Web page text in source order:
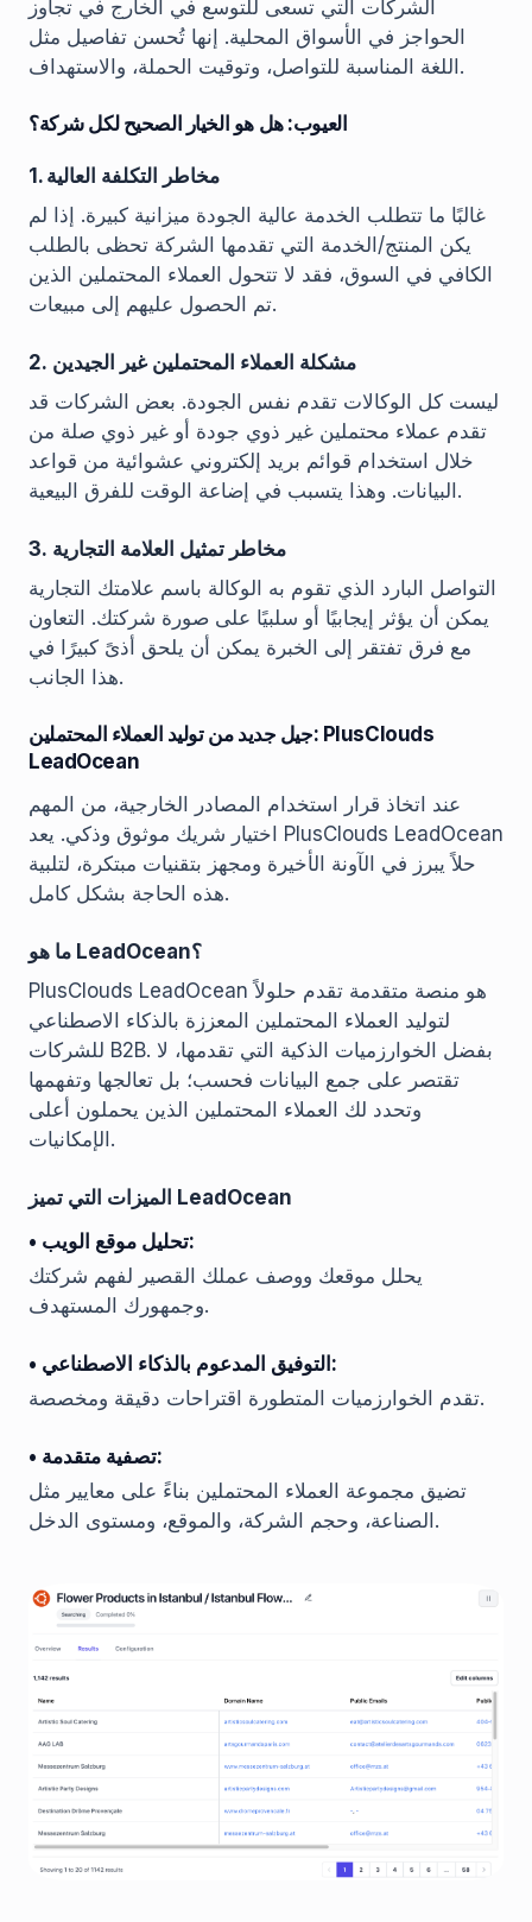
الشركات التي تسعى للتوسع في الخارج في تجاوز
الحواجز في الأسواق المحلية. إنها تُحسن تفاصيل مثل
اللغة المناسبة للتواصل، وتوقيت الحملة، والاستهداف.
العيوب: هل هو الخيار الصحيح لكل شركة؟
1. مخاطر التكلفة العالية
غالبًا ما تتطلب الخدمة عالية الجودة ميزانية كبيرة. إذا لم
يكن المنتج/الخدمة التي تقدمها الشركة تحظى بالطلب
الكافي في السوق، فقد لا تتحول العملاء المحتملين الذين
تم الحصول عليهم إلى مبيعات.
2. مشكلة العملاء المحتملين غير الجيدين
ليست كل الوكالات تقدم نفس الجودة. بعض الشركات قد
تقدم عملاء محتملين غير ذوي جودة أو غير ذوي صلة من
خلال استخدام قوائم بريد إلكتروني عشوائية من قواعد
البيانات. وهذا يتسبب في إضاعة الوقت للفرق البيعية.
3. مخاطر تمثيل العلامة التجارية
التواصل البارد الذي تقوم به الوكالة باسم علامتك التجارية
يمكن أن يؤثر إيجابيًا أو سلبيًا على صورة شركتك. التعاون
مع فرق تفتقر إلى الخبرة يمكن أن يلحق أذىً كبيرًا في
هذا الجانب.
جيل جديد من توليد العملاء المحتملين: PlusClouds
LeadOcean
عند اتخاذ قرار استخدام المصادر الخارجية، من المهم
اختيار شريك موثوق وذكي. يعد PlusClouds LeadOcean
حلاً يبرز في الآونة الأخيرة ومجهز بتقنيات مبتكرة، لتلبية
هذه الحاجة بشكل كامل.
ما هو LeadOcean؟
PlusClouds LeadOcean هو منصة متقدمة تقدم حلولاً
لتوليد العملاء المحتملين المعززة بالذكاء الاصطناعي
للشركات B2B. بفضل الخوارزميات الذكية التي تقدمها، لا
تقتصر على جمع البيانات فحسب؛ بل تعالجها وتفهمها
وتحدد لك العملاء المحتملين الذين يحملون أعلى
الإمكانيات.
الميزات التي تميز LeadOcean
• تحليل موقع الويب:
يحلل موقعك ووصف عملك القصير لفهم شركتك
وجمهورك المستهدف.
• التوفيق المدعوم بالذكاء الاصطناعي:
تقدم الخوارزميات المتطورة اقتراحات دقيقة ومخصصة.
• تصفية متقدمة:
تضيق مجموعة العملاء المحتملين بناءً على معايير مثل
الصناعة، وحجم الشركة، والموقع، ومستوى الدخل.